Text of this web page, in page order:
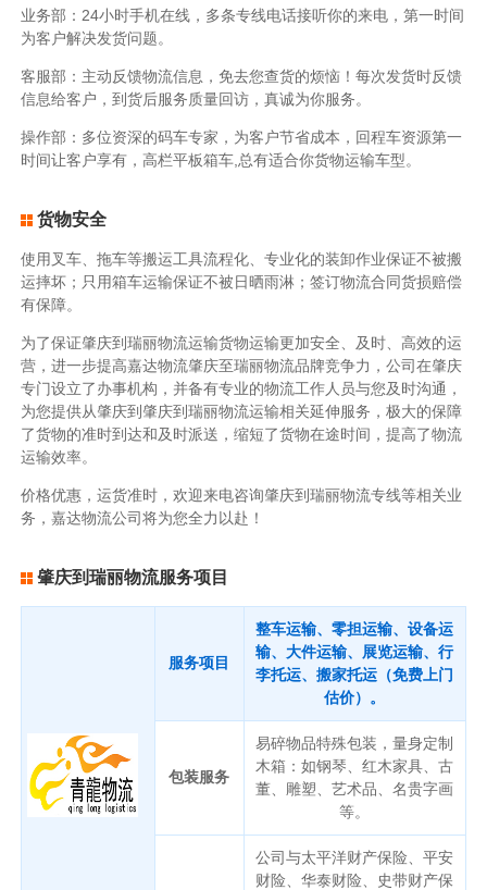
业务部：24小时手机在线，多条专线电话接听你的来电，第一时间
为客户解决发货问题。
客服部：主动反馈物流信息，免去您查货的烦恼！每次发货时反馈
信息给客户，到货后服务质量回访，真诚为你服务。
操作部：多位资深的码车专家，为客户节省成本，回程车资源第一
时间让客户享有，高栏平板箱车,总有适合你货物运输车型。
货物安全
使用叉车、拖车等搬运工具流程化、专业化的装卸作业保证不被搬
运摔坏；只用箱车运输保证不被日晒雨淋；签订物流合同货损赔偿
有保障。
为了保证肇庆到瑞丽物流运输货物运输更加安全、及时、高效的运
营，进一步提高嘉达物流肇庆至瑞丽物流品牌竞争力，公司在肇庆
专门设立了办事机构，并备有专业的物流工作人员与您及时沟通，
为您提供从肇庆到肇庆到瑞丽物流运输相关延伸服务，极大的保障
了货物的准时到达和及时派送，缩短了货物在途时间，提高了物流
运输效率。
价格优惠，运货准时，欢迎来电咨询肇庆到瑞丽物流专线等相关业
务，嘉达物流公司将为您全力以赴！
肇庆到瑞丽物流服务项目
服务项目
整车运输、零担运输、设备运
输、大件运输、展览运输、行
李托运、搬家托运（免费上门
估价）。
包装服务
易碎物品特殊包装，量身定制
木箱：如钢琴、红木家具、古
董、雕塑、艺术品、名贵字画
等。
公司与太平洋财产保险、平安
财险、华泰财险、史带财产保